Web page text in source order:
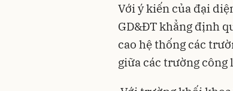
Với ý kiến của đại
GD&ĐT khẳng định
cao hệ thống các
giữa các trường công